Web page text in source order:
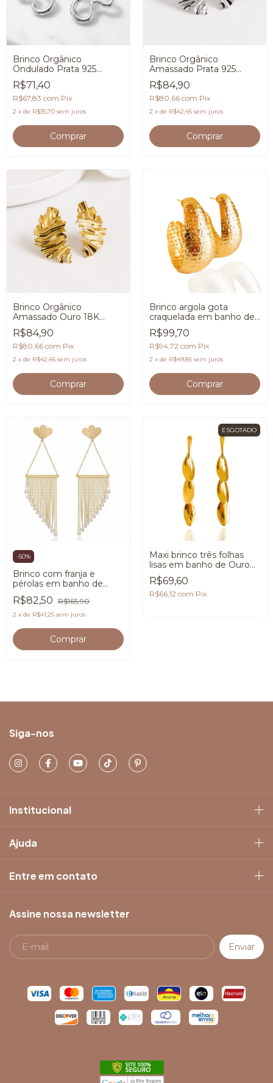
Brinco Orgânico
Ondulado Prata 925
Feminino Premium
R$71,40
R$67,83 com Pix
2 x de R$35,70 sem juros
Brinco Orgânico
Amassado Prata 925
Premium
R$84,90
R$80,66 com Pix
2 x de R$42,45 sem juros
Brinco Orgânico
Amassado Ouro 18K
Premium
R$84,90
R$80,66 com Pix
2 x de R$42,45 sem juros
Brinco argola gota
craquelada em banho de
Ouro 18K
R$99,70
R$94,72 com Pix
2 x de R$49,85 sem juros
-50%
Brinco com franja e
pérolas em banho de
Ouro 18K
R$82,50 R$165,90
2 x de R$41,25 sem juros
ESGOTADO
Maxi brinco três folhas
lisas em banho de Ouro
18K
R$69,60
R$66,12 com Pix
Siga-nos
Institucional
Ajuda
Entre em contato
Assine nossa newsletter